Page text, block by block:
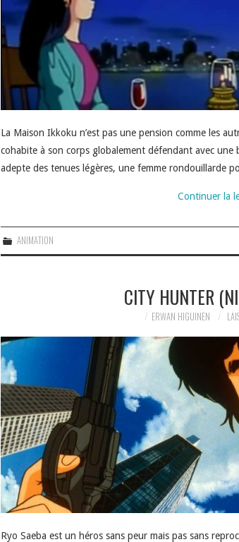
La Maison Ikkoku n’est pas une pension comme les
cohabite à son corps globalement défendant avec une
adepte des tenues légères, une femme rondouillarde
Continuer la
ANIMATION
CITY HUNTER
ERWAN HIGUINEN
Ryo Saeba est un héros sans peur mais pas sans